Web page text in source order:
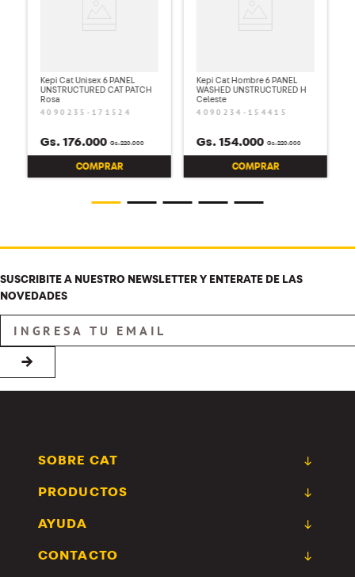
Kepi Cat Unisex 6 PANEL
UNSTRUCTURED CAT PATCH
Rosa
4090235-171524
Gs.220.000
Gs. 176.000
COMPRAR
Kepi Cat Hombre 6 PANEL
WASHED UNSTRUCTURED H
Celeste
4090234-154415
Gs.220.000
Gs. 154.000
COMPRAR
SUSCRIBITE A NUESTRO NEWSLETTER Y ENTERATE DE LAS
NOVEDADES
→
SOBRE CAT
PRODUCTOS
AYUDA
CONTACTO